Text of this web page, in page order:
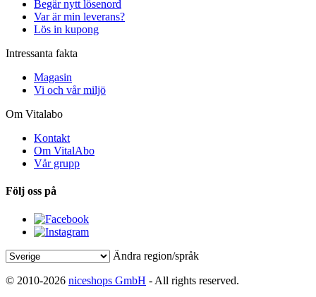
Begär nytt lösenord
Var är min leverans?
Lös in kupong
Intressanta fakta
Magasin
Vi och vår miljö
Om Vitalabo
Kontakt
Om VitalAbo
Vår grupp
Följ oss på
Ändra region/språk
© 2010-2026 niceshops GmbH - All rights reserved.